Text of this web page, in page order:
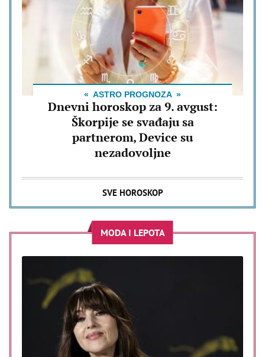
ASTRO PROGNOZA
Dnevni horoskop za 9. avgust:
Škorpije se svađaju sa
partnerom, Device su
nezadovoljne
SVE HOROSKOP
MODA I LEPOTA